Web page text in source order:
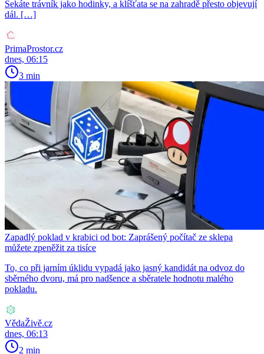
Sekáte trávník jako hodinky, a klíšťata se na zahradě přesto objevují
dál. […]
PrimaProstor.cz
dnes, 06:15
3 min
Zapadlý poklad v krabici od bot: Zaprášený počítač ze sklepa
můžete zpeněžit za tisíce
To, co při jarním úklidu vypadá jako jasný kandidát na odvoz do
sběrného dvoru, má pro nadšence a sběratele hodnotu malého
pokladu.
VědaŽivě.cz
dnes, 06:13
2 min